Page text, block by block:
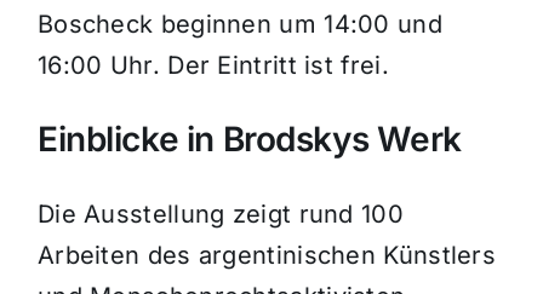
Boscheck beginnen um 14:00 und
16:00 Uhr. Der Eintritt ist frei.
Einblicke in Brodskys Werk
Die Ausstellung zeigt rund 100
Arbeiten des argentinischen Künstlers